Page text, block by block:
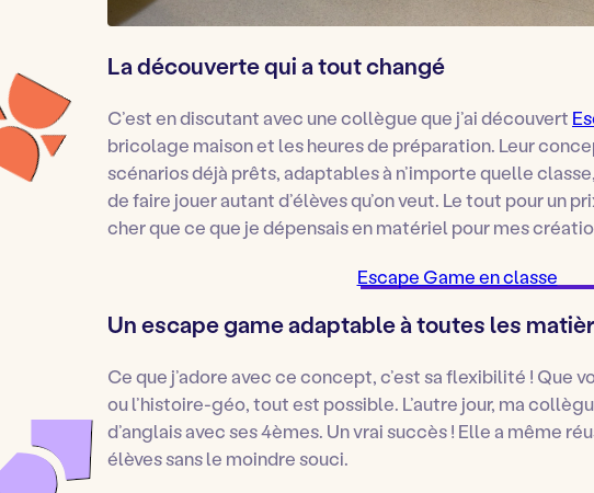
La découverte qui a tout changé
C’est en discutant avec une collègue que j’ai découvert
bricolage maison et les heures de préparation. Leur
scénarios déjà prêts, adaptables à n’importe quelle
de faire jouer autant d’élèves qu’on veut. Le tout pour un
cher que ce que je dépensais en matériel pour mes
Escape Game en classe
Un escape game adaptable à toutes les
Ce que j’adore avec ce concept, c’est sa flexibilité ! Que
ou l’histoire-géo, tout est possible. L’autre jour, ma
d’anglais avec ses 4èmes. Un vrai succès ! Elle a même
élèves sans le moindre souci.